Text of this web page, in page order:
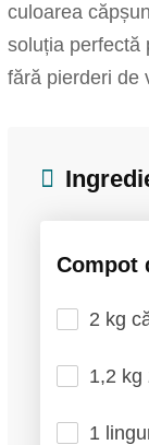
culoarea
soluția perfectă
fără pierderi de
Compot
2 kg
1,2 kg
1